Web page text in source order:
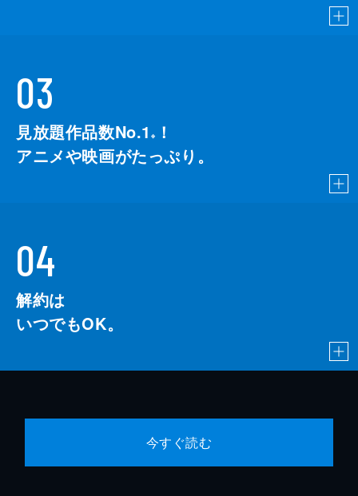
03
見放題作品数No.1 ※
！
アニメや映画がたっぷり。
04
解約は
いつでもOK。
今すぐ読む